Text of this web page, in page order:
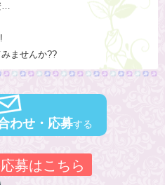
…
ませんか??
わせ・応募する
募はこちら